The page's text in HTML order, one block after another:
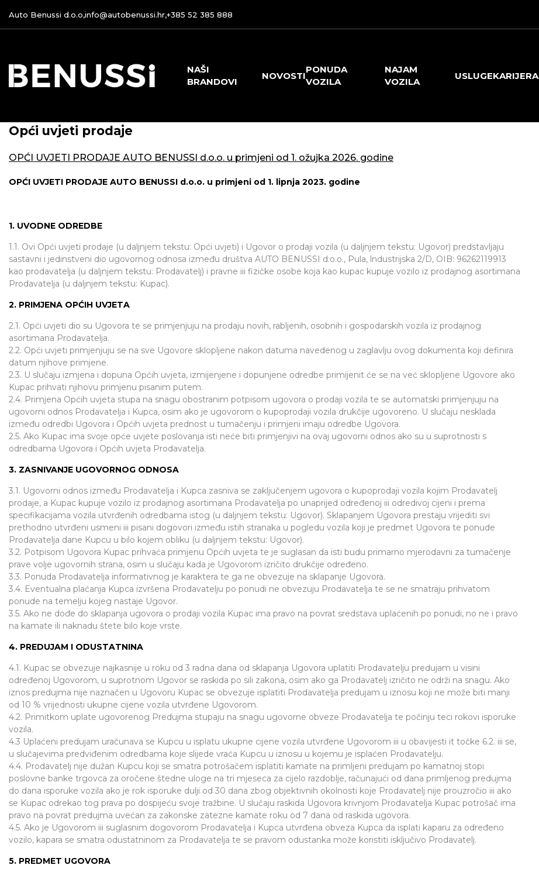
Auto Benussi d.o.o,info@autobenussi.hr,+385 52 385 888
NAŠI
BRANDOVI
NOVOSTI
PONUDA
VOZILA
NAJAM
VOZILA
USLUGEKARIJERA
Opći uvjeti prodaje
OPĆI UVJETI PRODAJE AUTO BENUSSI d.o.o. u primjeni od 1. ožujka 2026. godine
OPĆI UVJETI PRODAJE AUTO BENUSSI d.o.o. u primjeni od 1. lipnja 2023. godine
1. UVODNE ODREDBE
1.1. Ovi Opći uvjeti prodaje (u daljnjem tekstu: Opći uvjeti) i Ugovor o prodaji vozila (u daljnjem tekstu: Ugovor) predstavljaju
sastavni i jedinstveni dio ugovornog odnosa između društva AUTO BENUSSI d.o.o., Pula, lndustrijska 2/D, OIB: 96262119913
kao prodavatelja (u daljnjem tekstu: Prodavatelj) i pravne iii fizičke osobe koja kao kupac kupuje vozilo iz prodajnog asortimana
Prodavatelja (u daljnjem tekstu: Kupac).
2. PRIMJENA OPĆIH UVJETA
2.1. Opći uvjeti dio su Ugovora te se primjenjuju na prodaju novih, rabljenih, osobnih i gospodarskih vozila iz prodajnog
asortimana Prodavatelja.
2.2. Opći uvjeti primjenjuju se na sve Ugovore sklopljene nakon datuma navedenog u zaglavlju ovog dokumenta koji definira
datum njihove primjene.
2.3. U slučaju izmjena i dopuna Općih uvjeta, izmijenjene i dopunjene odredbe primijenit će se na već sklopljene Ugovore ako
Kupac prihvati njihovu primjenu pisanim putem.
2.4. Primjena Općih uvjeta stupa na snagu obostranim potpisom ugovora o prodaji vozila te se automatski primjenjuju na
ugovorni odnos Prodavatelja i Kupca, osim ako je ugovorom o kupoprodaji vozila drukčije ugovoreno. U slučaju nesklada
između odredbi Ugovora i Općih uvjeta prednost u tumačenju i primjeni imaju odredbe Ugovora.
2.5. Ako Kupac ima svoje opće uvjete poslovanja isti neće biti primjenjivi na ovaj ugovorni odnos ako su u suprotnosti s
odredbama Ugovora i Općih uvjeta Prodavatelja.
3. ZASNIVANJE UGOVORNOG ODNOSA
3.1. Ugovorni odnos između Prodavatelja i Kupca zasniva se zaključenjem ugovora o kupoprodaji vozila kojim Prodavatelj
prodaje, a Kupac kupuje vozilo iz prodajnog asortimana Prodavatelja po unaprijed određenoj iii odredivoj cijeni i prema
specifikacijama vozila utvrđenih odredbama istog (u daljnjem tekstu: Ugovor). Sklapanjem Ugovora prestaju vrijediti svi
prethodno utvrđeni usmeni iii pisani dogovori između istih stranaka u pogledu vozila koji je predmet Ugovora te ponude
Prodavatelja dane Kupcu u bilo kojem obliku (u daljnjem tekstu: Ugovor).
3.2. Potpisom Ugovora Kupac prihvaća primjenu Općih uvjeta te je suglasan da isti budu primarno mjerodavni za tumačenje
prave volje ugovornih strana, osim u slučaju kada je Ugovorom izričito drukčije određeno.
3.3. Ponuda Prodavatelja informativnog je karaktera te ga ne obvezuje na sklapanje Ugovora.
3.4. Eventualna plaćanja Kupca izvršena Prodavatelju po ponudi ne obvezuju Prodavatelja te se ne smatraju prihvatom
ponude na temelju kojeg nastaje Ugovor.
3.5. Ako ne dođe do sklapanja ugovora o prodaji vozila Kupac ima pravo na povrat sredstava uplaćenih po ponudi, no ne i pravo
na kamate ili naknadu štete bilo koje vrste.
4. PREDUJAM I ODUSTATNINA
4.1. Kupac se obvezuje najkasnije u roku od 3 radna dana od sklapanja Ugovora uplatiti Prodavatelju predujam u visini
određenoj Ugovorom, u suprotnom Ugovor se raskida po sili zakona, osim ako ga Prodavatelj izričito ne održi na snagu. Ako
iznos predujma nije naznačen u Ugovoru Kupac se obvezuje isplatiti Prodavatelja predujam u iznosu koji ne može biti manji
od 10 % vrijednosti ukupne cijene vozila utvrđene Ugovorom.
4.2. Primitkom uplate ugovorenog Predujma stupaju na snagu ugovorne obveze Prodavatelja te počinju teci rokovi isporuke
vozila.
4.3 Uplaćeni predujam uračunava se Kupcu u isplatu ukupne cijene vozila utvrđene Ugovorom iii u obavijesti it točke 6.2. iii se,
u slučajevima predviđenim odredbama koje slijede vraća Kupcu u iznosu u kojemu je isplaćen Prodavatelju.
4.4. Prodavatelj nije dužan Kupcu koji se smatra potrošačem isplatiti kamate na primljeni predujam po kamatnoj stopi
poslovne banke trgovca za oročene štedne uloge na tri mjeseca za cijelo razdoblje, računajući od dana primljenog predujma
do dana isporuke vozila ako je rok isporuke dulji od 30 dana zbog objektivnih okolnosti koje Prodavatelj nije prouzročio iii ako
se Kupac odrekao tog prava po dospijeću svoje tražbine. U slučaju raskida Ugovora krivnjom Prodavatelja Kupac potrošač ima
pravo na povrat predujma uvećan za zakonske zatezne kamate roku od 7 dana od raskida ugovora.
4.5. Ako je Ugovorom iii suglasnim dogovorom Prodavatelja i Kupca utvrđena obveza Kupca da isplati kaparu za određeno
vozilo, kapara se smatra odustatninom za Prodavatelja te se pravom odustanka može koristiti isključivo Prodavatelj.
5. PREDMET UGOVORA